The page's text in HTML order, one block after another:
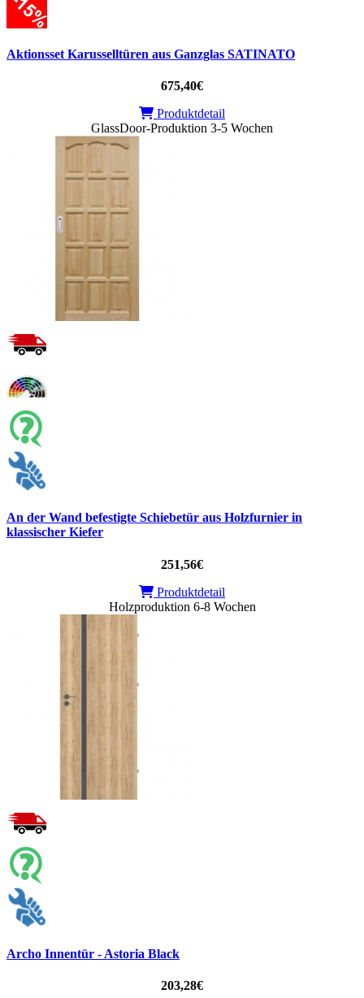
Aktionsset Karusselltüren aus Ganzglas SATINATO
675,40€
Produktdetail
GlassDoor-Produktion 3-5 Wochen
An der Wand befestigte Schiebetür aus Holzfurnier in
klassischer Kiefer
251,56€
Produktdetail
Holzproduktion 6-8 Wochen
Archo Innentür - Astoria Black
203,28€